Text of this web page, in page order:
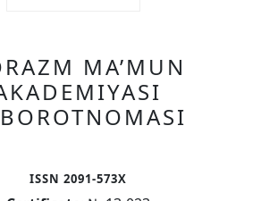
MA’MUN
ISSN 2091-573X